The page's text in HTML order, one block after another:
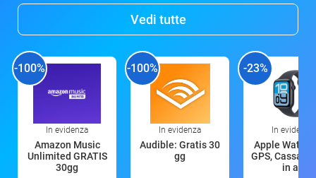
Vedi tutte
-100%
In evidenza
Amazon Music
Unlimited GRATIS
30gg
-100%
In evidenza
Audible: Gratis 30
gg
-23%
In evidenza
Apple Watch
GPS, Cassa
in all